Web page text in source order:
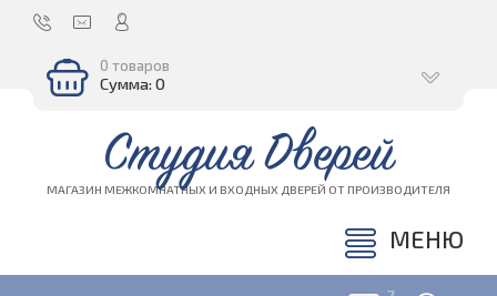
0 товаров
Сумма: 0
Студия Дверей
МАГАЗИН МЕЖКОМНАТНЫХ И ВХОДНЫХ ДВЕРЕЙ ОТ ПРОИЗВОДИТЕЛЯ
МЕНЮ